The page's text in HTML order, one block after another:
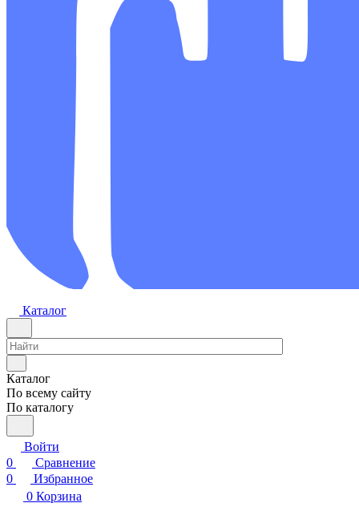
Каталог
Каталог
По всему сайту
По каталогу
Войти
0
Сравнение
0
Избранное
0 Корзина